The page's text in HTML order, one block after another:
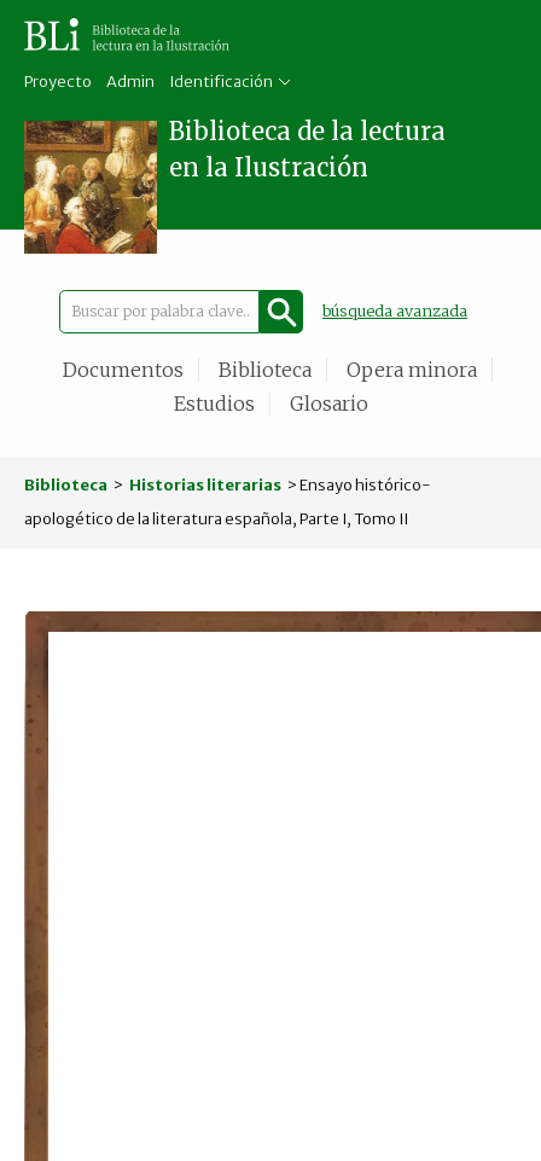
Proyecto Admin Identificación
Biblioteca de la lectura
en la Ilustración
búsqueda avanzada
Documentos Biblioteca
Opera minora
Estudios
Glosario
Biblioteca > Historias literarias > Ensayo histórico-
apologético de la literatura española, Parte I, Tomo II